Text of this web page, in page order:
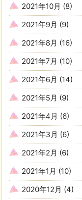
2021年10月 (8)
2021年9月 (9)
2021年8月 (16)
2021年7月 (10)
2021年6月 (14)
2021年5月 (9)
2021年4月 (6)
2021年3月 (6)
2021年2月 (6)
2021年1月 (10)
2020年12月 (4)